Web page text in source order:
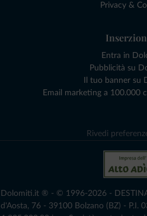
Privacy &
Entra in
Pubblicità su
Il tuo banner su
Email marketing a 100.000
Rivedi
Dolomiti.it ® - © 1996-2026 -
d'Aosta, 76 - 39100 Bolzano (BZ) - P.I.